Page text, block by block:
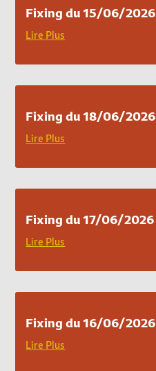
Fixing du 15/06/2026
Lire Plus
Fixing du 18/06/2026
Lire Plus
Fixing du 17/06/2026
Lire Plus
Fixing du 16/06/2026
Lire Plus